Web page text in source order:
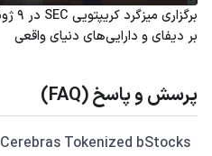
بر دیفای و دارایی‌های دنیای واقعی
پرسش و پاسخ (FAQ)
Cerebras Tokenized bStocks چیست؟